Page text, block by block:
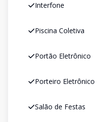
Interfone
Piscina Coletiva
Portão Eletrônico
Porteiro Eletrônico
Salão de Festas